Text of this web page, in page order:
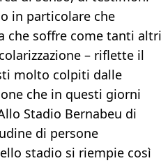
in particolare che
che soffre come tanti altri
– riflette il
molto colpiti dalle
che in questi giorni
Stadio Bernabeu di
di persone
stadio si riempie così